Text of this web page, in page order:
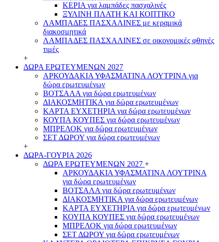
ΚΕΡΙΑ για λαμπάδες πασχαλινές
ΞΥΛΙΝΗ ΠΛΑΤΗ ΚΑΙ ΚΟΠΤΙΚΟ
ΛΑΜΠΑΔΕΣ ΠΑΣΧΑΛΙΝΕΣ με κεραμικά
διακοσμητικά
ΛΑΜΠΑΔΕΣ ΠΑΣΧΑΛΙΝΕΣ σε οικονομικές φθηνές
τιμές
+
ΔΩΡΑ ΕΡΩΤΕΥΜΕΝΩΝ 2027
ΑΡΚΟΥΔΑΚΙΑ ΥΦΑΣΜΑΤΙΝΑ ΛΟΥΤΡΙΝΑ για
δώρα ερωτευμένων
ΒΟΤΣΑΛΑ για δώρα ερωτευμένων
ΔΙΑΚΟΣΜΗΤΙΚΑ για δώρα ερωτευμένων
ΚΑΡΤΑ ΕΥΧΕΤΗΡΙΑ για δώρα ερωτευμένων
ΚΟΥΠΑ ΚΟΥΠΕΣ για δώρα ερωτευμένων
ΜΠΡΕΛΟΚ για δώρα ερωτευμένων
ΣΕΤ ΔΩΡΟΥ για δώρα ερωτευμένων
+
ΔΩΡΑ-ΓΟΥΡΙΑ 2026
ΔΩΡΑ ΕΡΩΤΕΥΜΕΝΩΝ 2027 +
ΑΡΚΟΥΔΑΚΙΑ ΥΦΑΣΜΑΤΙΝΑ ΛΟΥΤΡΙΝΑ
για δώρα ερωτευμένων
ΒΟΤΣΑΛΑ για δώρα ερωτευμένων
ΔΙΑΚΟΣΜΗΤΙΚΑ για δώρα ερωτευμένων
ΚΑΡΤΑ ΕΥΧΕΤΗΡΙΑ για δώρα ερωτευμένων
ΚΟΥΠΑ ΚΟΥΠΕΣ για δώρα ερωτευμένων
ΜΠΡΕΛΟΚ για δώρα ερωτευμένων
ΣΕΤ ΔΩΡΟΥ για δώρα ερωτευμένων